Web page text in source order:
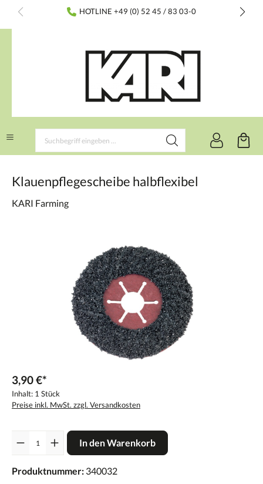
springen HOTLINE +49 (0) 52 45 / 83 03-0
Klauenpflegescheibe halbflexibel
KARI Farming
3,90 €*
Inhalt: 1 Stück
Preise inkl. MwSt. zzgl. Versandkosten
In den Warenkorb
Produktnummer: 340032